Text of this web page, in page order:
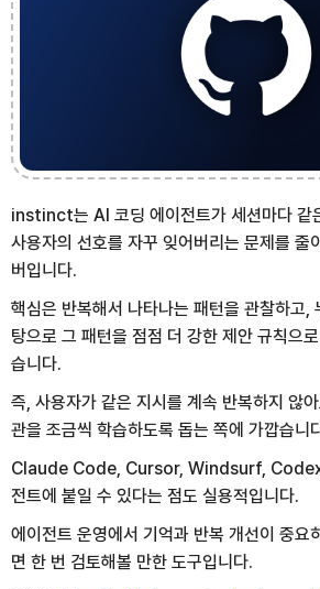
instinct는 AI 코딩 에이전트가 세션마다 같
사용자의 선호를 자꾸 잊어버리는 문제를 줄
버입니다.
핵심은 반복해서 나타나는 패턴을 관찰하고,
탕으로 그 패턴을 점점 더 강한 제안 규칙으
습니다.
즉, 사용자가 같은 지시를 계속 반복하지 않
관을 조금씩 학습하도록 돕는 쪽에 가깝습니
Claude Code, Cursor, Windsurf, Codex
전트에 붙일 수 있다는 점도 실용적입니다.
에이전트 운영에서 기억과 반복 개선이 중요
면 한 번 검토해볼 만한 도구입니다.